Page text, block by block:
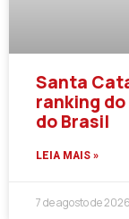
Santa
ranking
do Brasil
LEIA MAIS »
7 de agosto de 2026